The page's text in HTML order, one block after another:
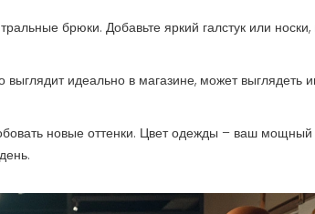
брюки. Добавьте яркий галстук или
идеально в магазине, может выглядеть
новые оттенки. Цвет одежды – ваш мощный